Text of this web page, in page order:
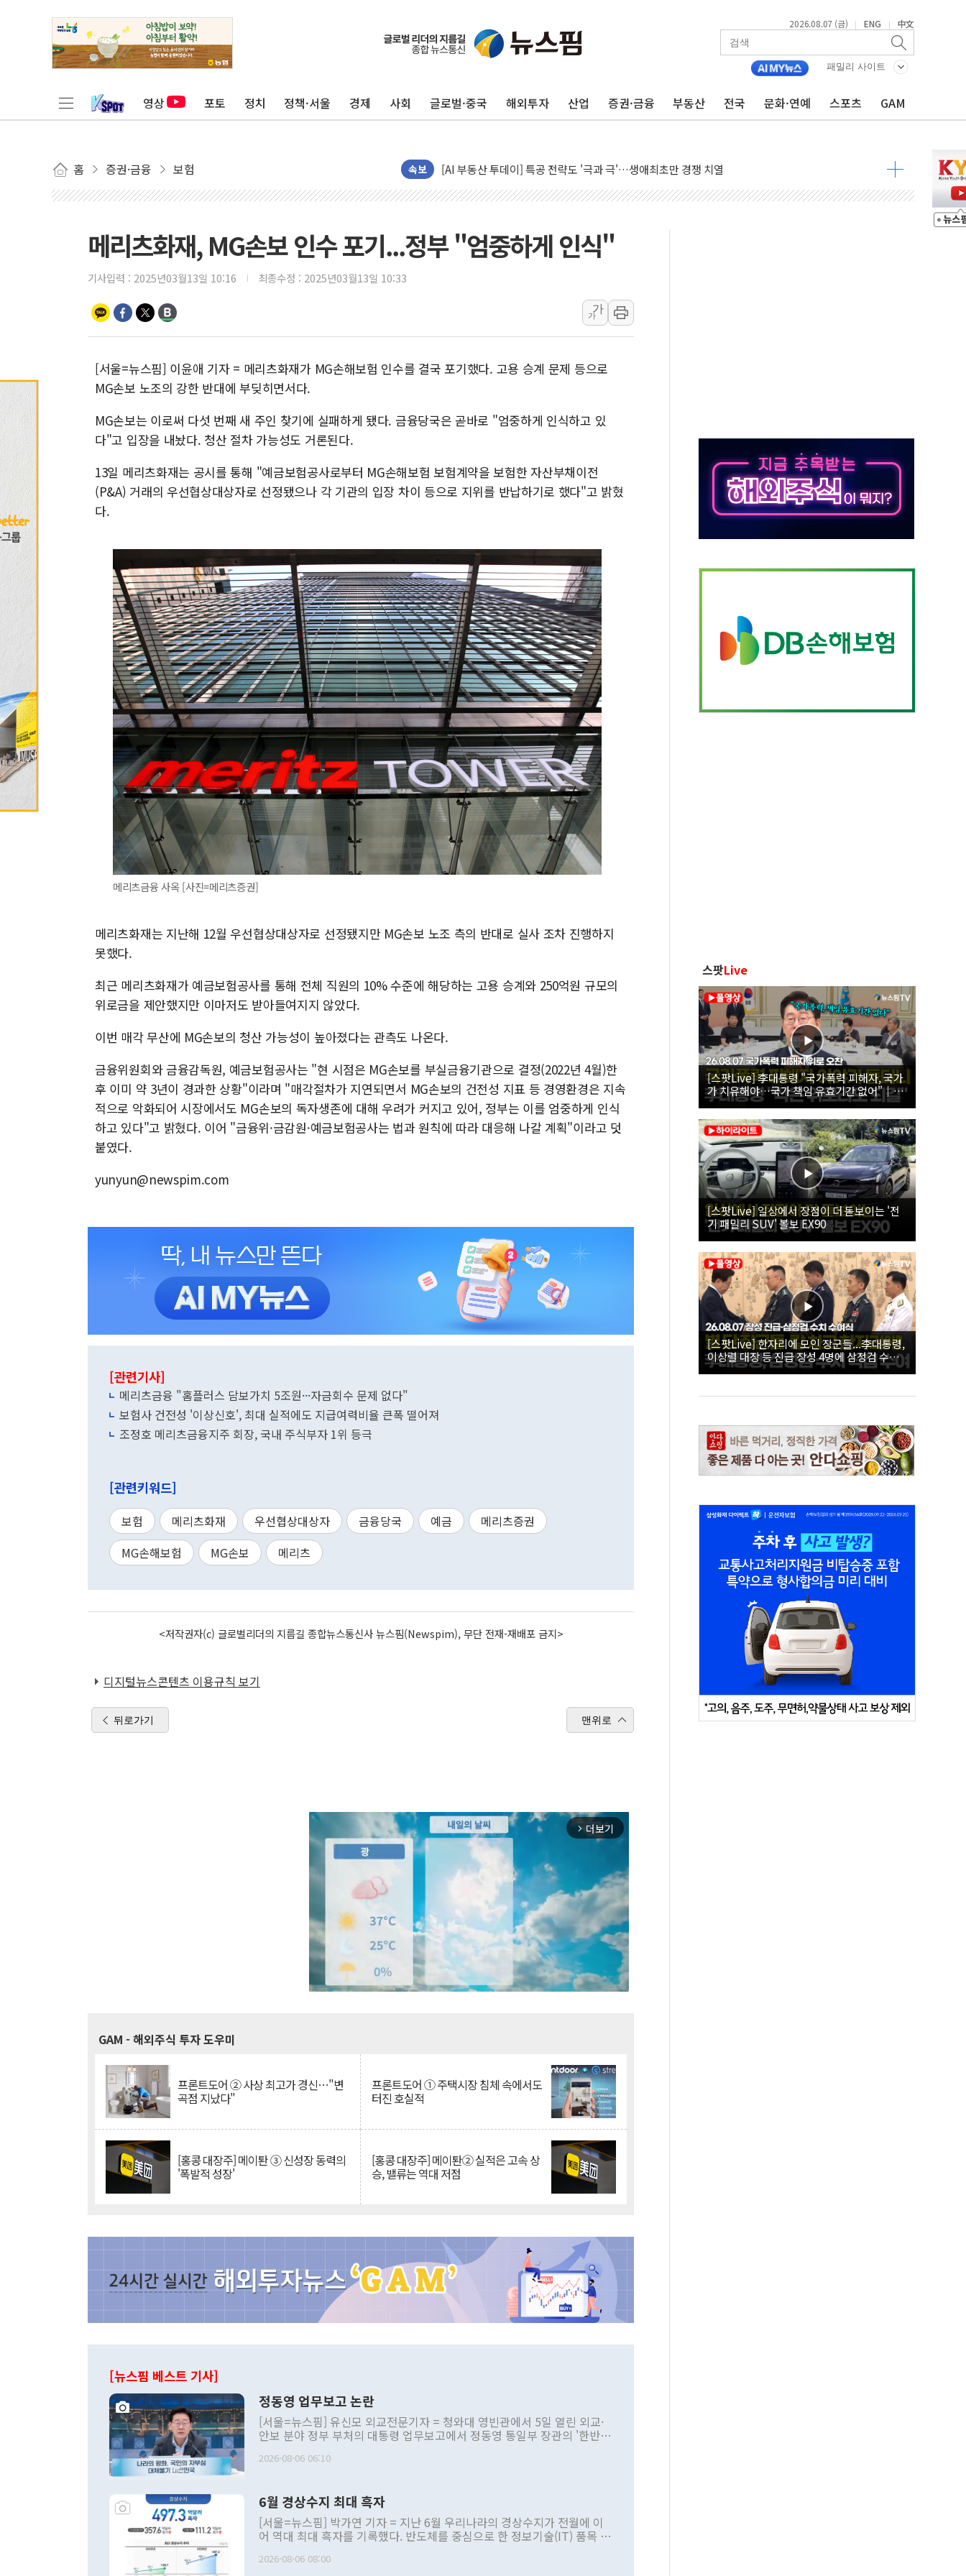
2026.08.07 (금) | ENG | 中文
패밀리 사이트
영상 포토 정치 정책·서울 경제 사회 글로벌·중국 해외투자 산업 증권·금융 부동산 전국 문화·연예 스포츠 GAM
홈 증권·금융 보험 속보
신길동 신축도 3.3㎡당 7250만원…써밋 클라비온 59㎡ 18억원대
용산공원·그린벨트로 또 충돌…반복되는 국토부-서울시 '정책 엇박자'
[코인시황] 비트코인 6만4000달러대 횡보…고래·ETF 매수에도 고유가·금리·입법 지연 '삼중 부담'
[베트남 증시] 유동성 부진 지속, 강보합 마감...석유·가스주 올랐지만 빈그룹이 상쇄
후티 반군, 예멘 정부군과 사우디 동시 공격… 위기 고조되는 또 다른 중동 화약고
42.5도 역대급 폭염…동물들도 특별식으로 여름나기 [뉴스핌 줌인]
포스코홀딩스, 포스코인터·DX 지분 일부 매각
태국 학교서 중학생 총기 난사...최소 7명 사망
40.2도 찍은 서울 등 폭염중대경보 해제…누적 온열질환자 2872명
"文정부 악몽 재현 안돼"...李 부동산 세제안에 與 내부서 '총선·대선 직격탄' 우려
'변기 수리' 집주인에게 흉기 휘두른 30대 세입자…경찰, 현행범 체포
프롬바이오, 10일 거래 재개…"재무구조 개편"
NH농협생명, 농작업 중 온열질환 보장…폭염기 신속 보상 강화
메리츠화재, MG손보 인수 포기...정부 "엄중하게 인식"
기사입력 : 2025년03월13일 10:16 최종수정 : 2025년03월13일 10:33
가
가
[서울=뉴스핌] 이윤애 기자 = 메리츠화재가 MG손해보험 인수를 결국 포기했다. 고용 승계 문제 등으로
MG손보 노조의 강한 반대에 부딪히면서다.
MG손보는 이로써 다섯 번째 새 주인 찾기에 실패하게 됐다. 금융당국은 곧바로 "엄중하게 인식하고 있
다"고 입장을 내놨다. 청산 절차 가능성도 거론된다.
13일 메리츠화재는 공시를 통해 "예금보험공사로부터 MG손해보험 보험계약을 보험한 자산부채이전
(P&A) 거래의 우선협상대상자로 선정됐으나 각 기관의 입장 차이 등으로 지위를 반납하기로 했다"고 밝혔
다.
메리츠금융 사옥 [사진=메리츠증권]
메리츠화재는 지난해 12월 우선협상대상자로 선정됐지만 MG손보 노조 측의 반대로 실사 조차 진행하지
못했다.
최근 메리츠화재가 예금보험공사를 통해 전체 직원의 10% 수준에 해당하는 고용 승계와 250억원 규모의
위로금을 제안했지만 이마저도 받아들여지지 않았다.
이번 매각 무산에 MG손보의 청산 가능성이 높아졌다는 관측도 나온다.
금융위원회와 금융감독원, 예금보험공사는 "현 시점은 MG손보를 부실금융기관으로 결정(2022년 4월)한
후 이미 약 3년이 경과한 상황"이라며 "매각절차가 지연되면서 MG손보의 건전성 지표 등 경영환경은 지속
적으로 악화되어 시장에서도 MG손보의 독자생존에 대해 우려가 커지고 있어, 정부는 이를 엄중하게 인식
하고 있다"고 밝혔다. 이어 "금융위·금감원·예금보험공사는 법과 원칙에 따라 대응해 나갈 계획"이라고 덧
붙였다.
yunyun@newspim.com
[관련기사]
메리츠금융 "홈플러스 담보가치 5조원···자금회수 문제 없다"
보험사 건전성 '이상신호', 최대 실적에도 지급여력비율 큰폭 떨어져
조정호 메리츠금융지주 회장, 국내 주식부자 1위 등극
[관련키워드]
보험 메리츠화재 우선협상대상자 금융당국 예금
메리츠증권
MG손해보험
MG손보 메리츠
<저작권자(c) 글로벌리더의 지름길 종합뉴스통신사 뉴스핌(Newspim), 무단 전재-재배포 금지>
디지털뉴스콘텐츠 이용규칙 보기
뒤로가기 맨위로
arrow_forward_ios 더보기
GAM - 해외주식 투자 도우미
프론트도어 ② 사상 최고가 경신…"변
곡점 지났다"
프론트도어 ① 주택시장 침체 속에서도
터진 호실적
[홍콩 대장주] 메이퇀 ③ 신성장 동력의
'폭발적 성장'
[홍콩 대장주] 메이퇀② 실적은 고속 상
승, 밸류는 역대 저점
[뉴스핌 베스트 기사]
정동영 업무보고 논란
[서울=뉴스핌] 유신모 외교전문기자 = 청와대 영빈관에서 5일 열린 외교·
안보 분야 정부 부처의 대통령 업무보고에서 정동영 통일부 장관의 '한반도
발언 중에는 정부 내 조율을 거치지 않은 사안을 정책으로 추진하겠다고 공
주의적 희망에 근거한 비현실적 구상'이라는 비판을 내놨다. 그동안 정 장
관의 대북 정책 관련 발언이 물의를 빚은 적은 여러 번 있지만 대통령과 유
관 부처 장관이 공개적으로 부정적 입장을 표명한 것은 이례적이다. 정 장
관의 무리한 대북 접근법과 월권을 제어해야 한다는 목소리도 높아지고 있
다. [정동영 통일부 장관이 지난달 23일 오후 서울 종로구 정부서울청사에
2026-08-06 06:10
6월 경상수지 최대 흑자
[서울=뉴스핌] 박가연 기자 = 지난 6월 우리나라의 경상수지가 전월에 이
어 역대 최대 흑자를 기록했다. 반도체를 중심으로 한 정보기술(IT) 품목 수
료=한국은행] 한국은행이 6일 발표한 '2026년 6월 국제수지(잠정)'에 따르
2026-08-06 08:00
스팟Live
[스팟Live] 李대통령 "국가폭력 피해자, 국가
가 치유해야…국가 책임 유효기간 없어"｜
26.08.07 국가폭력 피해자 위로 오찬
[스팟Live] 일상에서 장점이 더 돋보이는 '전
기 패밀리 SUV' 볼보 EX90
[스팟Live] 한자리에 모인 장군들...李대통령,
이상렬 대장 등 진급 장성 4명에 삼정검 수치
직접 수여｜26.08.07 장성 진급·삼정검 수치